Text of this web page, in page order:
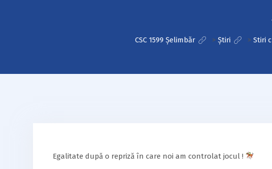
CSC 1599 Șelimbăr > Știri > Stiri
Egalitate după o repriză în care noi am controlat jocul !